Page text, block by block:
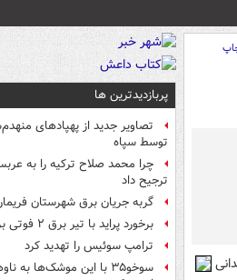
پربازدیدترین ها
تصاویر جدید از پهپادهای
توسط سپاه
چرا محمد صلاح ترکیه را به
ترجیح داد
گربه جریان برق شهرستان
برخورد پراید با تیر برق ۲ فوتی بر جای گذاشت
ترامپ سوئیس را تهدید کرد
سوخو۳۵ با این موشک‌ها به